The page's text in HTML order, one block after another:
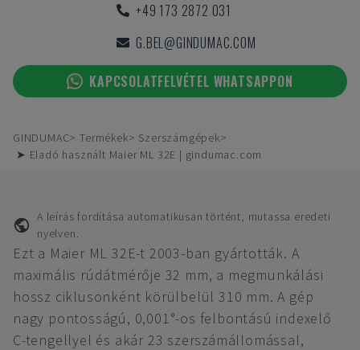
+49 173 2872 031
G.BEL@GINDUMAC.COM
KAPCSOLATFELVÉTEL WHATSAPPON
GINDUMAC Termékek
Szerszámgépek
➤ Eladó használt Maier ML 32E | gindumac.com
A leírás fordítása automatikusan történt, mutassa eredeti
nyelven.
Ezt a Maier ML 32E-t 2003-ban gyártották. A
maximális rúdátmérője 32 mm, a megmunkálási
hossz ciklusonként körülbelül 310 mm. A gép
nagy pontosságú, 0,001°-os felbontású indexelő
C-tengellyel és akár 23 szerszámállomással,